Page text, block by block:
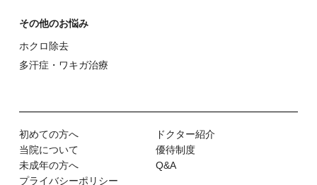
その他のお悩み
ホクロ除去
多汗症・ワキガ治療
初めての⽅へ
ドクター紹介
当院について
優待制度
未成年の方へ
Q&A
プライバシーポリシー